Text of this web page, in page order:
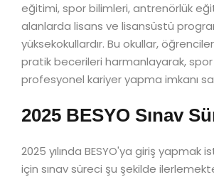
eğitimi, spor bilimleri, antrenörlük
alanlarda lisans ve lisansüstü
yüksekokullardır. Bu okullar,
pratik becerileri harmanlayarak,
profesyonel kariyer yapma imkanı
2025 BESYO Sınav
2025 yılında BESYO'ya giriş yapmak
için sınav süreci şu şekilde